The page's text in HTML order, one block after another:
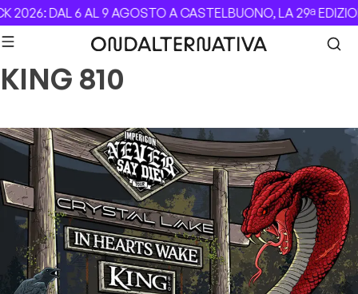
Skip to content
2026: DAL 6 AL 9 AGOSTO A CASTELBUONO, LA 29ª
KING 810